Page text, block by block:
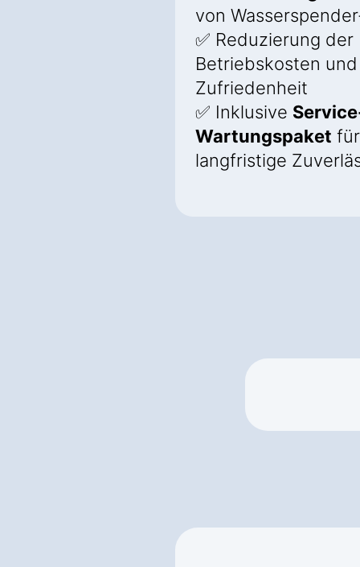
von
✅ Reduzierung der
Betriebskosten
Zufriedenheit
✅ Inklusive
Wartungspaket für
langfristige